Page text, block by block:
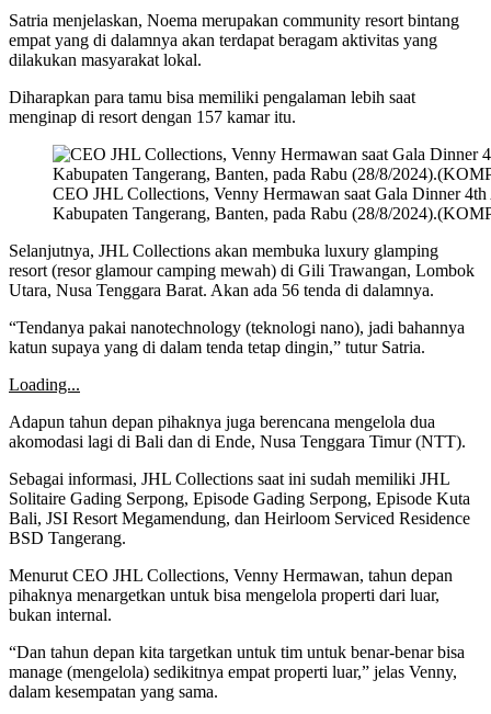
Satria menjelaskan, Noema merupakan community resort bintang
empat yang di dalamnya akan terdapat beragam aktivitas yang
dilakukan masyarakat lokal.
Diharapkan para tamu bisa memiliki pengalaman lebih saat
menginap di resort dengan 157 kamar itu.
CEO JHL Collections, Venny Hermawan saat Gala Dinner
Kabupaten Tangerang, Banten, pada Rabu (28/8/
Selanjutnya, JHL Collections akan membuka luxury glamping
resort (resor glamour camping mewah) di Gili Trawangan, Lombok
Utara, Nusa Tenggara Barat. Akan ada 56 tenda di dalamnya.
“Tendanya pakai nanotechnology (teknologi nano), jadi bahannya
katun supaya yang di dalam tenda tetap dingin,” tutur Satria.
Loading...
Adapun tahun depan pihaknya juga berencana mengelola dua
akomodasi lagi di Bali dan di Ende, Nusa Tenggara Timur (NTT).
Sebagai informasi, JHL Collections saat ini sudah memiliki JHL
Solitaire Gading Serpong, Episode Gading Serpong, Episode Kuta
Bali, JSI Resort Megamendung, dan Heirloom Serviced Residence
BSD Tangerang.
Menurut CEO JHL Collections, Venny Hermawan, tahun depan
pihaknya menargetkan untuk bisa mengelola properti dari luar,
bukan internal.
“Dan tahun depan kita targetkan untuk tim untuk benar-benar bisa
manage (mengelola) sedikitnya empat properti luar,” jelas Venny,
dalam kesempatan yang sama.